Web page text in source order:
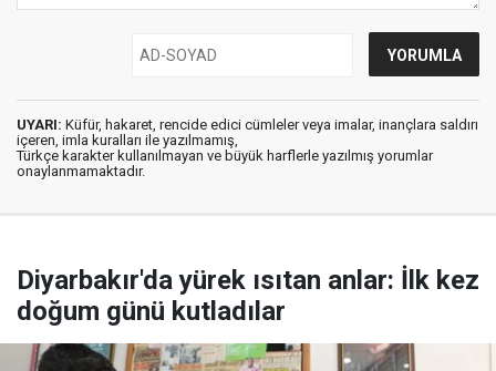
UYARI: Küfür, hakaret, rencide edici cümleler veya imalar, inançlara saldırı
içeren, imla kuralları ile yazılmamış,
Türkçe karakter kullanılmayan ve büyük harflerle yazılmış yorumlar
onaylanmamaktadır.
Diyarbakır'da yürek ısıtan anlar: İlk kez
doğum günü kutladılar